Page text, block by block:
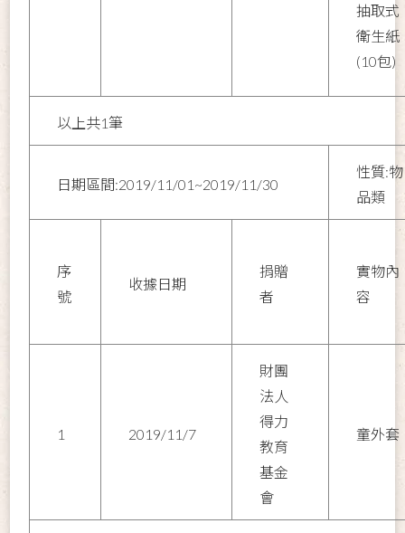
抽取式
衛生紙
(10包)
以上共1筆
日期區間:2019/11/01~2019/11/30
性質:物
品類
序
號
收據日期
捐贈
者
實物內
容
1 2019/11/7
財團
法人
得力
教育
基金
會
童外套